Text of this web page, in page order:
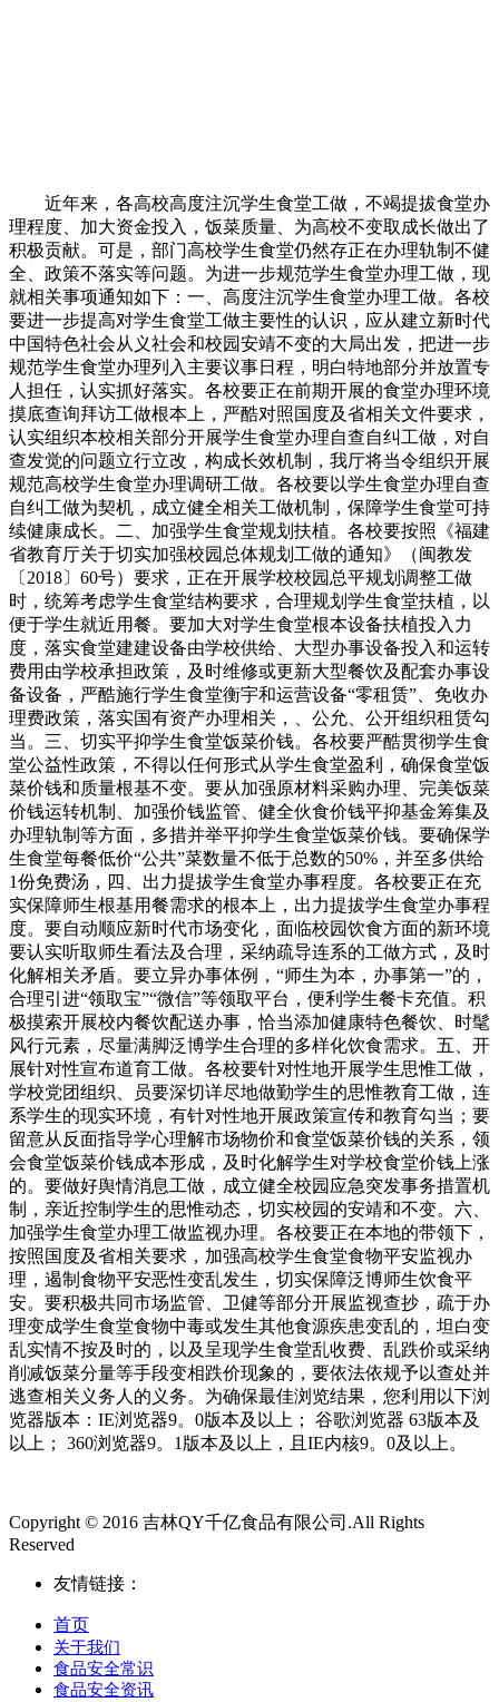
近年来，各高校高度注沉学生食堂工做，不竭提拔食堂办
理程度、加大资金投入，饭菜质量、为高校不变取成长做出了
积极贡献。可是，部门高校学生食堂仍然存正在办理轨制不健
全、政策不落实等问题。为进一步规范学生食堂办理工做，现
就相关事项通知如下：一、高度注沉学生食堂办理工做。各校
要进一步提高对学生食堂工做主要性的认识，应从建立新时代
中国特色社会从义社会和校园安靖不变的大局出发，把进一步
规范学生食堂办理列入主要议事日程，明白特地部分并放置专
人担任，认实抓好落实。各校要正在前期开展的食堂办理环境
摸底查询拜访工做根本上，严酷对照国度及省相关文件要求，
认实组织本校相关部分开展学生食堂办理自查自纠工做，对自
查发觉的问题立行立改，构成长效机制，我厅将当令组织开展
规范高校学生食堂办理调研工做。各校要以学生食堂办理自查
自纠工做为契机，成立健全相关工做机制，保障学生食堂可持
续健康成长。二、加强学生食堂规划扶植。各校要按照《福建
省教育厅关于切实加强校园总体规划工做的通知》（闽教发
〔2018〕60号）要求，正在开展学校校园总平规划调整工做
时，统筹考虑学生食堂结构要求，合理规划学生食堂扶植，以
便于学生就近用餐。要加大对学生食堂根本设备扶植投入力
度，落实食堂建建设备由学校供给、大型办事设备投入和运转
费用由学校承担政策，及时维修或更新大型餐饮及配套办事设
备设备，严酷施行学生食堂衡宇和运营设备“零租赁”、免收办
理费政策，落实国有资产办理相关，、公允、公开组织租赁勾
当。三、切实平抑学生食堂饭菜价钱。各校要严酷贯彻学生食
堂公益性政策，不得以任何形式从学生食堂盈利，确保食堂饭
菜价钱和质量根基不变。要从加强原材料采购办理、完美饭菜
价钱运转机制、加强价钱监管、健全伙食价钱平抑基金筹集及
办理轨制等方面，多措并举平抑学生食堂饭菜价钱。要确保学
生食堂每餐低价“公共”菜数量不低于总数的50%，并至多供给
1份免费汤，四、出力提拔学生食堂办事程度。各校要正在充
实保障师生根基用餐需求的根本上，出力提拔学生食堂办事程
度。要自动顺应新时代市场变化，面临校园饮食方面的新环境
要认实听取师生看法及合理，采纳疏导连系的工做方式，及时
化解相关矛盾。要立异办事体例，“师生为本，办事第一”的，
合理引进“领取宝”“微信”等领取平台，便利学生餐卡充值。积
极摸索开展校内餐饮配送办事，恰当添加健康特色餐饮、时髦
风行元素，尽量满脚泛博学生合理的多样化饮食需求。五、开
展针对性宣布道育工做。各校要针对性地开展学生思惟工做，
学校党团组织、员要深切详尽地做勤学生的思惟教育工做，连
系学生的现实环境，有针对性地开展政策宣传和教育勾当；要
留意从反面指导学心理解市场物价和食堂饭菜价钱的关系，领
会食堂饭菜价钱成本形成，及时化解学生对学校食堂价钱上涨
的。要做好舆情消息工做，成立健全校园应急突发事务措置机
制，亲近控制学生的思惟动态，切实校园的安靖和不变。六、
加强学生食堂办理工做监视办理。各校要正在本地的带领下，
按照国度及省相关要求，加强高校学生食堂食物平安监视办
理，遏制食物平安恶性变乱发生，切实保障泛博师生饮食平
安。要积极共同市场监管、卫健等部分开展监视查抄，疏于办
理变成学生食堂食物中毒或发生其他食源疾患变乱的，坦白变
乱实情不按及时的，以及呈现学生食堂乱收费、乱跌价或采纳
削减饭菜分量等手段变相跌价现象的，要依法依规予以查处并
逃查相关义务人的义务。为确保最佳浏览结果，您利用以下浏
览器版本：IE浏览器9。0版本及以上； 谷歌浏览器 63版本及
以上； 360浏览器9。1版本及以上，且IE内核9。0及以上。
Copyright © 2016 吉林QY千亿食品有限公司.All Rights
Reserved
友情链接：
首页
关于我们
食品安全常识
食品安全资讯